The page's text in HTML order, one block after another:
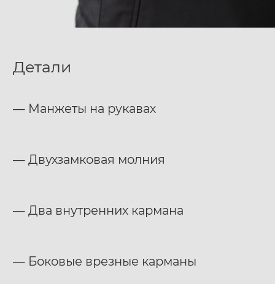
Детали
— Манжеты на рукавах
— Двухзамковая молния
— Два внутренних кармана
— Боковые врезные карманы